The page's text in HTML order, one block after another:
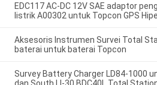
EDC117 AC-DC 12V SAE adaptor
listrik A00302 untuk Topcon GPS
Aksesoris Instrumen Survei Total
baterai untuk baterai Topcon
Survey Battery Charger LD84-1000